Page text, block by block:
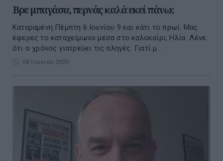
Βρε μπαγάσα, περνάς καλά εκεί πάνω;
Καταραμένη Πέμπτη 6 Ιουνίου 9 και κάτι το πρωί. Μας
έφερες το καταχείμωνο μέσα στο καλοκαίρι, Ηλία. Λένε
ότι ο χρόνος γιατρεύει τις πληγές. Γιατί μ...
08 Ιουνίου 2025